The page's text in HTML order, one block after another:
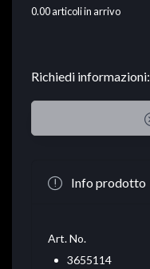
0.00articoli in arrivo
Richiedi informazioni:
Info prodotto
Art. No.
3655114